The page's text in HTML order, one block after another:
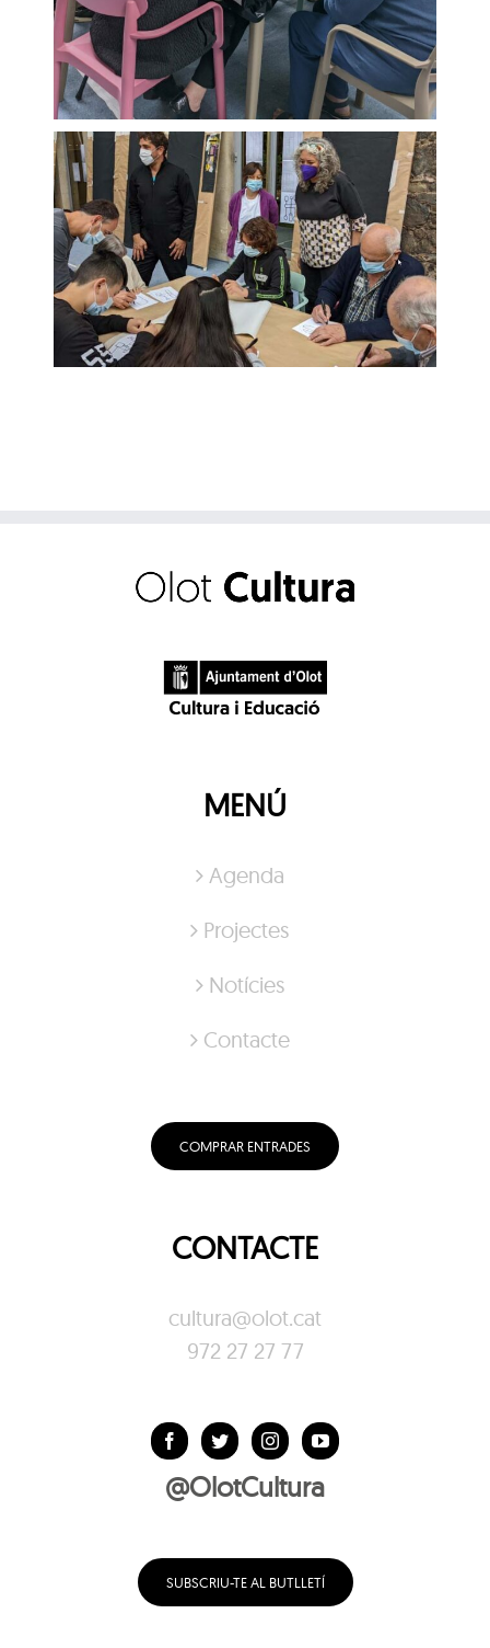
MENÚ
Agenda
Projectes
Notícies
Contacte
COMPRAR ENTRADES
CONTACTE
cultura@olot.cat
972 27 27 77
@OlotCultura
SUBSCRIU-TE AL BUTLLETÍ